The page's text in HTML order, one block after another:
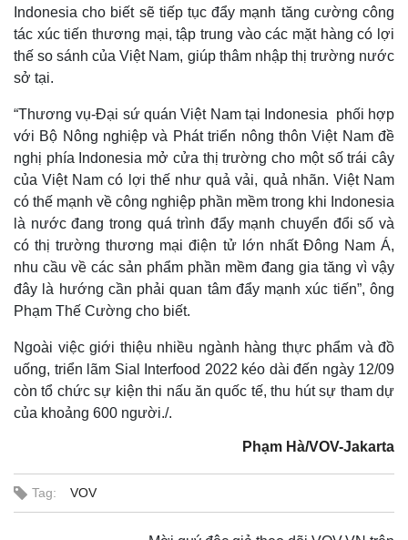
Văn hóa
Sân khấu - Điện ảnh
Văn học
Âm nhạc
Di sản
Giải trí
Nghệ sĩ
Thời trang
Sao Việt
Indonesia cho biết sẽ tiếp tục đẩy mạnh tăng cường công
tác xúc tiến thương mại, tập trung vào các mặt hàng có lợi
thế so sánh của Việt Nam, giúp thâm nhập thị trường nước
sở tại.
“Thương vụ-Đại sứ quán Việt Nam tại Indonesia phối hợp
với Bộ Nông nghiệp và Phát triển nông thôn Việt Nam đề
nghị phía Indonesia mở cửa thị trường cho một số trái cây
của Việt Nam có lợi thế như quả vải, quả nhãn. Việt Nam
có thế mạnh về công nghiệp phần mềm trong khi Indonesia
là nước đang trong quá trình đẩy mạnh chuyển đổi số và
có thị trường thương mại điện tử lớn nhất Đông Nam Á,
nhu cầu về các sản phẩm phần mềm đang gia tăng vì vậy
đây là hướng cần phải quan tâm đẩy mạnh xúc tiến”, ông
Phạm Thế Cường cho biết.
Ngoài việc giới thiệu nhiều ngành hàng thực phẩm và đồ
uống, triển lãm Sial Interfood 2022 kéo dài đến ngày 12/09
còn tổ chức sự kiện thi nấu ăn quốc tế, thu hút sự tham dự
của khoảng 600 người./.
Phạm Hà/VOV-Jakarta
Tag: VOV